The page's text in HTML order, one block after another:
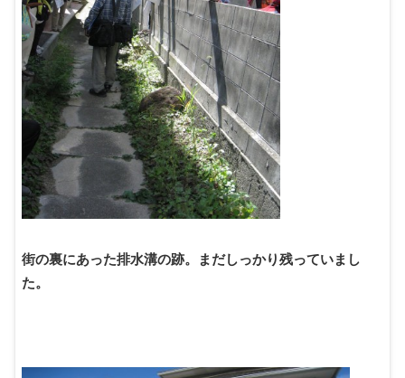
街の裏にあった排水溝の跡。まだしっかり残っていまし
た。